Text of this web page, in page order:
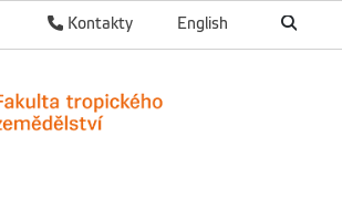
English
Kontakty